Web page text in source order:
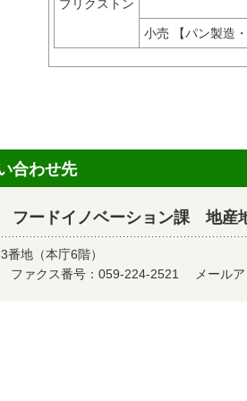
ブリクストン
小売 【パン製造
合わせ先
ードイノベーション課 地産
番地（本庁6階）
ファクス番号：059-224-2521 メール